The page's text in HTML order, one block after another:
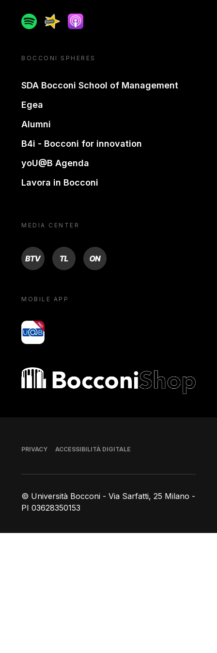
SpotifySpreakerApple podcast
BOCCONI SPHERES
SDA Bocconi School of Management
Egea
Alumni
B4i - Bocconi for innovation
yoU@B Agenda
Lavora in Bocconi
MEDIA CENTER
BTV TL ON
MOBILE APP
yoU@B
Bocconi shop
© Università Bocconi - Via Sarfatti, 25 Milano -
PI 03628350153
Piè di pagina
PRIVACY ACCESSIBILITÀ DIGITALE